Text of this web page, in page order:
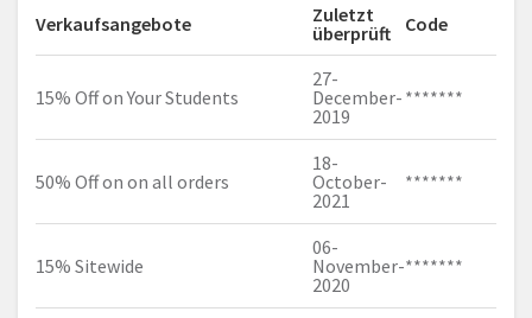
Verkaufsangebote
Zuletzt
überprüft
Code
15% Off on Your Students
27-
December-
2019
*******
50% Off on on all orders
18-
October-
2021
*******
15% Sitewide
06-
November-
2020
*******